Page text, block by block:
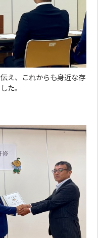
え、これからも身近な存
た。